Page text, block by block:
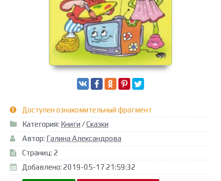
Доступен ознакомительный фрагмент
Категория: Книги /Сказки
Автор: Галина Александрова
Страниц: 2
Добавлено: 2019-05-17 21:59:32